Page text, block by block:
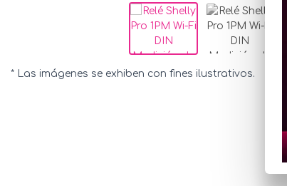
* Las imágenes se exhiben con fines ilustrativos.